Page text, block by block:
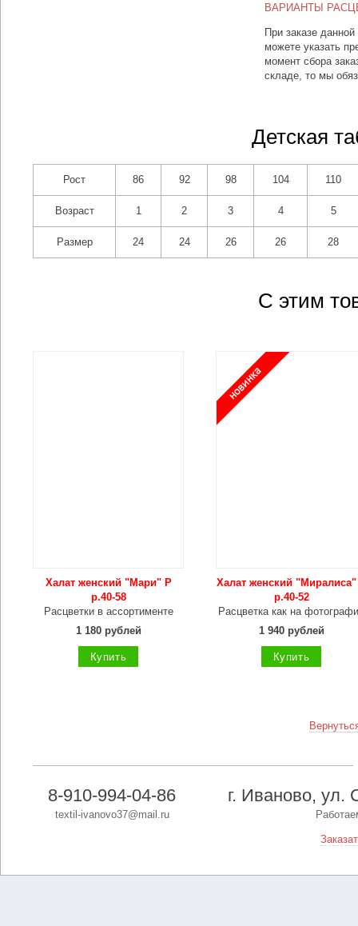
ВАРИАНТЫ
При заказе
можете указать
момент сбора
складе, то мы
Детская
Рост 86 92 98 104 110
Возраст 1 2 3 4 5
Размер 24 24 26 26 28
С этим
Халат женский "Мари" Р
р.40-58
Расцветки в ассортименте
1 180 рублей
Купить
Халат женский
р.40-52
Расцветка как на
1 940 рублей
Купить
8-910-994-04-86
textil-ivanovo37@mail.ru
г. Иваново, ул.